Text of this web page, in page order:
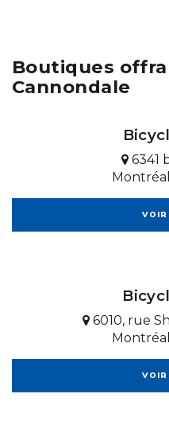
Boutiques
Cannondale
6341
VOIR
6010, rue
VOIR